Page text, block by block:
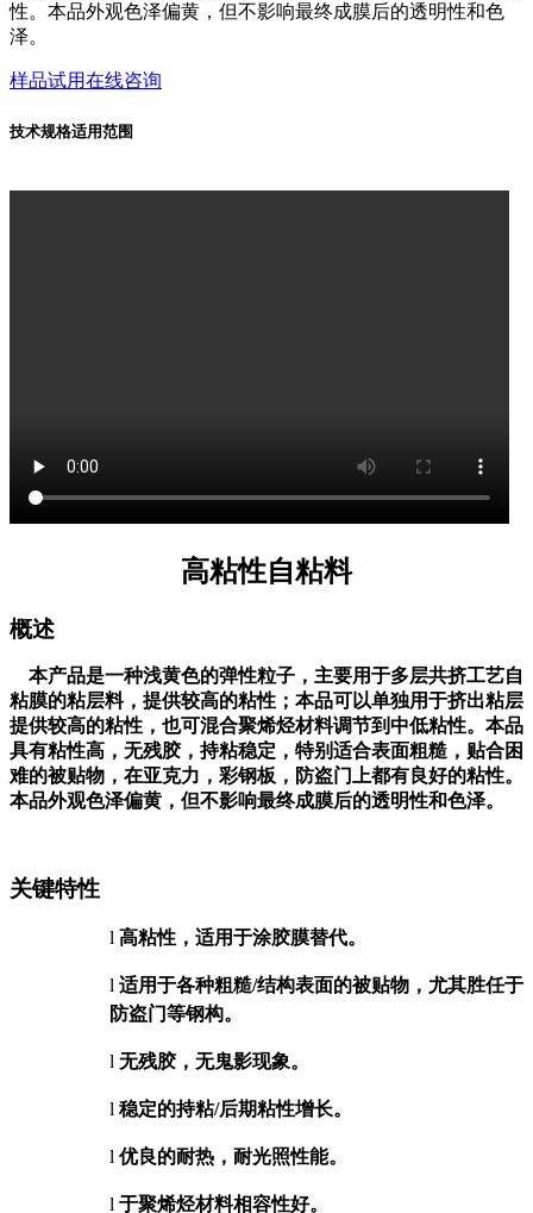
性。本品外观色泽偏黄，但不影响最终成膜后的透明性和色
泽。
样品试用在线咨询
技术规格适用范围
高粘性自粘料
概述
本产品是一种浅黄色的弹性粒子，主要用于多层共挤工艺自
粘膜的粘层料，提供较高的粘性；本品可以单独用于挤出粘层
提供较高的粘性，也可混合聚烯烃材料调节到中低粘性。本品
具有粘性高，无残胶，持粘稳定，特别适合表面粗糙，贴合困
难的被贴物，在亚克力，彩钢板，防盗门上都有良好的粘性。
本品外观色泽偏黄，但不影响最终成膜后的透明性和色泽。
关键特性
l 高粘性，适用于涂胶膜替代。
l 适用于各种粗糙/结构表面的被贴物，尤其胜任于
防盗门等钢构。
l 无残胶，无鬼影现象。
l 稳定的持粘/后期粘性增长。
l 优良的耐热，耐光照性能。
l 于聚烯烃材料相容性好。